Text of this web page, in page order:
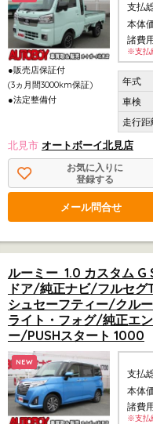
●販売店保証付
(3ヵ月間3000km保証)
●法定整備付
支払
本体
諸費
※支払
北見市 オートボーイ北見店
お気に入りに
登録する
メール問合せ
ルーミー 1.0 カスタム
ドア/純正ナビ/フルセ
シュセーフティー/クル
ライト・フォグ/純正エ
ー/PUSHスタート 1000
NEW
支払
本体
諸費
※支払